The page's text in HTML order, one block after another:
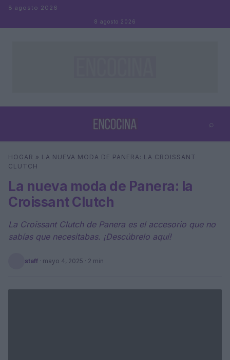
Saltar al contenido
8 agosto 2026
8 agosto 2026
⌕
Buscar ⌕
HOGAR » LA NUEVA MODA DE PANERA: LA CROISSANT
CLUTCH
La nueva moda de Panera: la
Croissant Clutch
La Croissant Clutch de Panera es el accesorio que no
sabías que necesitabas. ¡Descúbrelo aquí!
staff · mayo 4, 2025 · 2 min